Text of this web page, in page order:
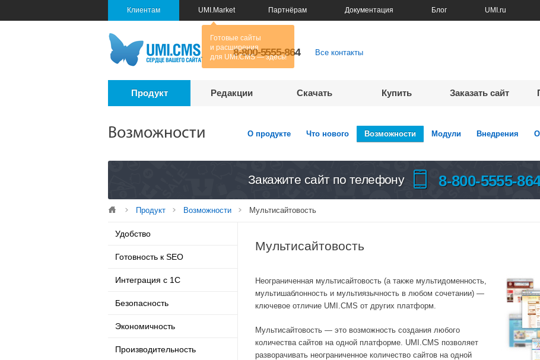
Клиентам UMI.Market Партнёрам Документация Блог UMI.ru
8-800-5555-864 Все контакты
Продукт Редакции Скачать Купить Заказать сайт
Возможности О продукте Что нового Возможности Модули Внедрения
Закажите сайт по телефону 8-800-5555-
Продукт Возможности Мультисайтовость
Удобство
Готовность к SEO
Интеграция с 1С
Безопасность
Экономичность
Производительность
Мультисайтовость
Неограниченная мультисайтовость (а также мультидоменность,
мультишаблонность и мультиязычность в любом сочетании) —
ключевое отличие UMI.CMS от других платформ.
Мультисайтовость — это возможность создания любого
количества сайтов на одной платформе. UMI.CMS позволяет
разворачивать неограниченное количество сайтов на одной